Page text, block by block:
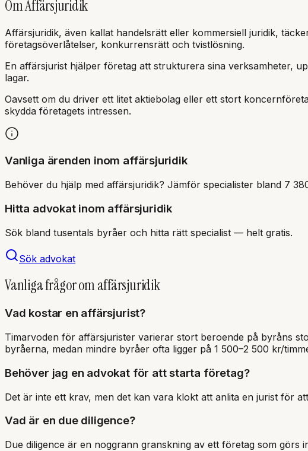
OmAffärsjuridik
Affärsjuridik, även kallat handelsrätt eller kommersiell juridik,
företagsöverlåtelser, konkurrensrätt och tvistlösning.
En affärsjurist hjälper företag att strukturera sina verksamheter,
lagar.
Oavsett om du driver ett litet aktiebolag eller ett stort
skydda företagets intressen.
Vanliga ärenden inom affärsjuridik
Behöver du hjälp med affärsjuridik? Jämför specialister bland 7
Hitta advokat inom affärsjuridik
Sök bland tusentals byråer och hitta rätt specialist — helt gratis.
Sök advokat
Vanliga frågor omaffärsjuridik
Vad kostar en affärsjurist?
Timarvoden för affärsjurister varierar stort beroende på byråns
byråerna, medan mindre byråer ofta ligger på 1 500–2 500 kr/
Behöver jag en advokat för att starta företag?
Det är inte ett krav, men det kan vara klokt att anlita en jurist för
Vad är en due diligence?
Due diligence är en noggrann granskning av ett företag som